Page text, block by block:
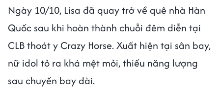
Ngày 10/10, Lisa đã quay trở về quê nhà Hàn
Quốc sau khi hoàn thành chuỗi đêm diễn tại
CLB thoát y Crazy Horse. Xuất hiện tại sân bay,
nữ idol tỏ ra khá mệt mỏi, thiếu năng lượng
sau chuyến bay dài.